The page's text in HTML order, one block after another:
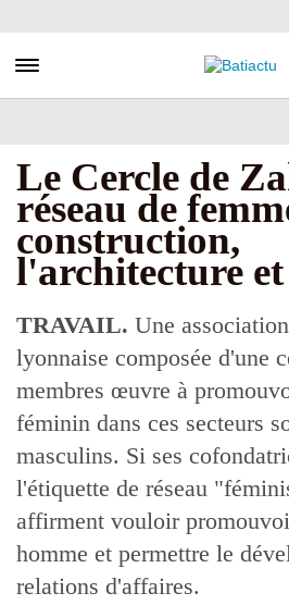
au
principal
Toggle navigation
Le Cercle de
réseau de
construction,
l'architecture et
TRAVAIL. Une
lyonnaise composée d'une
membres œuvre à
féminin dans ces secteurs
masculins. Si ses
l'étiquette de réseau
affirment vouloir
homme et permettre le
relations d'affaires.